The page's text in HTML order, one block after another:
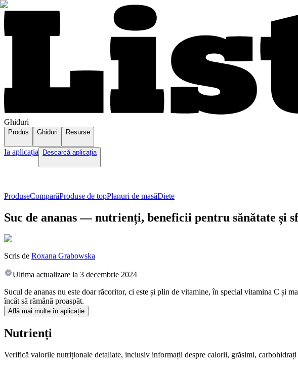
Ghiduri
Produs Ghiduri Resurse
Ia aplicația Descarcă aplicația
ProduseComparăProduse de topPlanuri de masăDiete
Suc de ananas — nutrienți, beneficii pentru sănătate și
Scris de Roxana Grabowska
Ultima actualizare la 3 decembrie 2024
Sucul de ananas nu este doar răcoritor, ci este și plin de vitamine, în special vitamina C și
încât să rămână proaspăt.
Află mai multe în aplicație
Nutrienți
Verifică valorile nutriționale detaliate, inclusiv informații despre calorii, grăsimi, carbohidrați